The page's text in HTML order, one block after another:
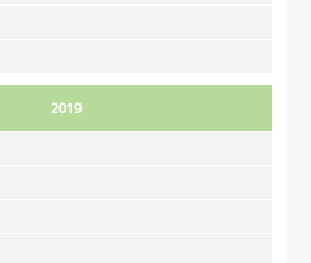
2019